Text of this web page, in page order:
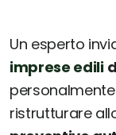
Un esperto
imprese edili
ristrutturare